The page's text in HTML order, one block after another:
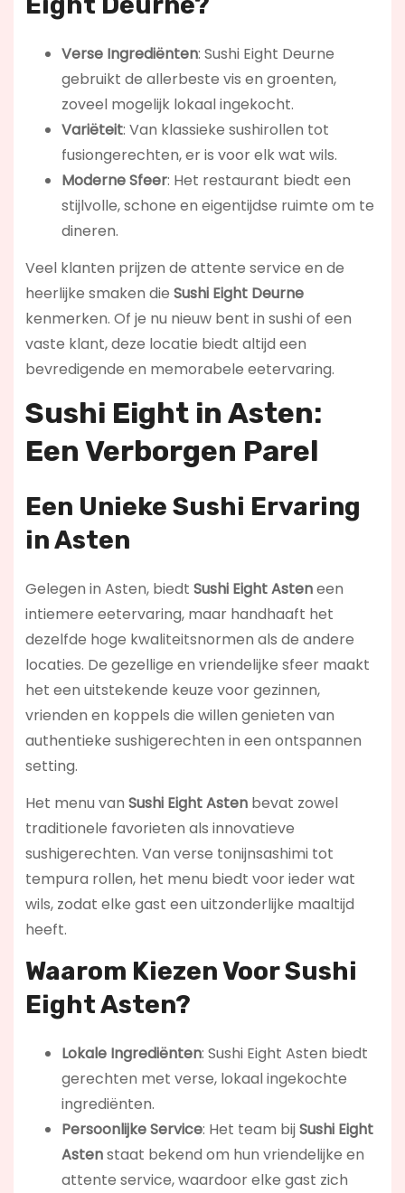
Verse Ingrediënten: Sushi Eight Deurne
gebruikt de allerbeste vis en groenten,
zoveel mogelijk lokaal ingekocht.
Variëteit: Van klassieke sushirollen tot
fusiongerechten, er is voor elk wat wils.
Moderne Sfeer: Het restaurant biedt een
stijlvolle, schone en eigentijdse ruimte om te
dineren.
Veel klanten prijzen de attente service en de
heerlijke smaken die Sushi Eight Deurne
kenmerken. Of je nu nieuw bent in sushi of een
vaste klant, deze locatie biedt altijd een
bevredigende en memorabele eetervaring.
Sushi Eight in Asten:
Een Verborgen Parel
Een Unieke Sushi Ervaring
in Asten
Gelegen in Asten, biedt Sushi Eight Asteneen
intiemere eetervaring, maar handhaaft het
dezelfde hoge kwaliteitsnormen als de andere
locaties. De gezellige en vriendelijke sfeer maakt
het een uitstekende keuze voor gezinnen,
vrienden en koppels die willen genieten van
authentieke sushigerechten in een ontspannen
setting.
Het menu van Sushi Eight Astenbevat zowel
traditionele favorieten als innovatieve
sushigerechten. Van verse tonijnsashimi tot
tempura rollen, het menu biedt voor ieder wat
wils, zodat elke gast een uitzonderlijke maaltijd
heeft.
Waarom Kiezen Voor Sushi
Eight Asten?
Lokale Ingrediënten: Sushi Eight Asten biedt
gerechten met verse, lokaal ingekochte
ingrediënten.
Persoonlijke Service: Het team bijSushi Eight
Astenstaat bekend om hun vriendelijke en
attente service, waardoor elke gast zich